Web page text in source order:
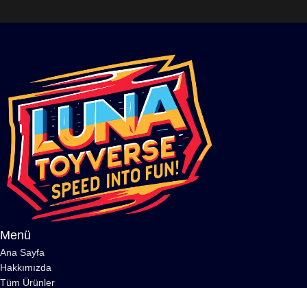
Menü
Ana Sayfa
Hakkımızda
Tüm Ürünler